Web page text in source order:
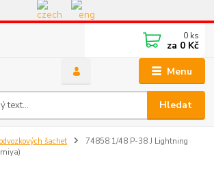
Eshop v provozu do 31.10.2026
Menu
Hledat
0 ks
za 0 Kč
šachet
74858 1/48 P-38 J Lightning